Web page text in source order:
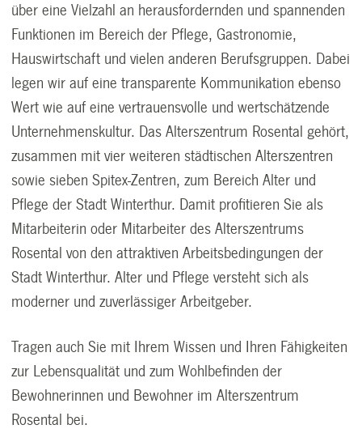
über eine Vielzahl an herausfordernden und spannenden
Funktionen im Bereich der Pflege, Gastronomie,
Hauswirtschaft und vielen anderen Berufsgruppen. Dabei
legen wir auf eine transparente Kommunikation ebenso
Wert wie auf eine vertrauensvolle und wertschätzende
Unternehmenskultur. Das Alterszentrum Rosental gehört,
zusammen mit vier weiteren städtischen Alterszentren
sowie sieben Spitex-Zentren, zum Bereich Alter und
Pflege der Stadt Winterthur. Damit profitieren Sie als
Mitarbeiterin oder Mitarbeiter des Alterszentrums
Rosental von den attraktiven Arbeitsbedingungen der
Stadt Winterthur. Alter und Pflege versteht sich als
moderner und zuverlässiger Arbeitgeber.
Tragen auch Sie mit Ihrem Wissen und Ihren Fähigkeiten
zur Lebensqualität und zum Wohlbefinden der
Bewohnerinnen und Bewohner im Alterszentrum
Rosental bei.